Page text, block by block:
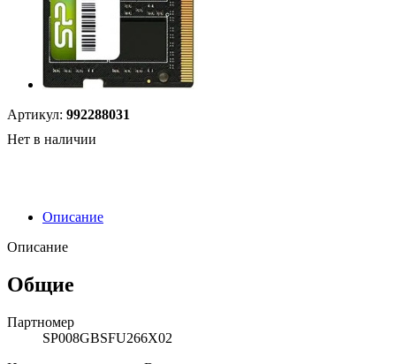
Артикул: 992288031
Нет в наличии
Описание
Описание
Общие
Партномер
SP008GBSFU266X02